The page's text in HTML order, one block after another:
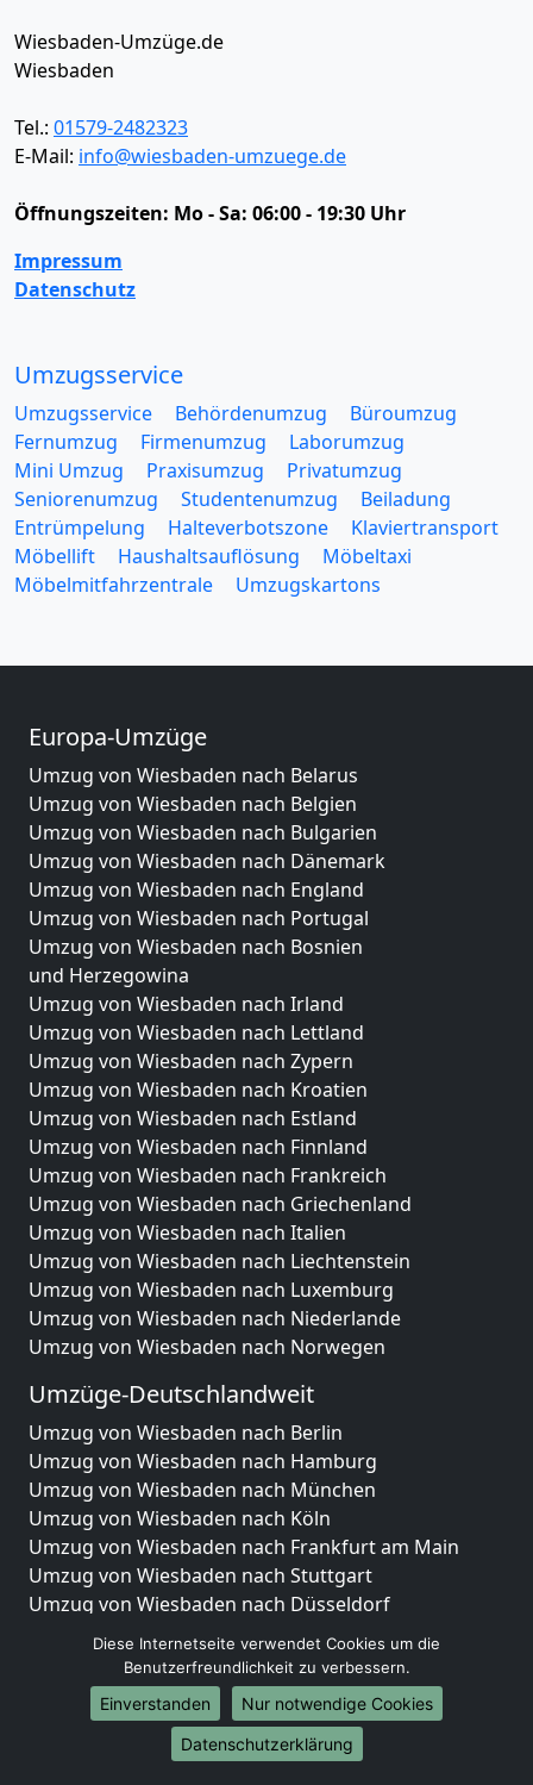
Wiesbaden-Umzüge.de
Wiesbaden
Tel.: 01579-2482323
E-Mail: info@wiesbaden-umzuege.de
Öffnungszeiten: Mo - Sa: 06:00 - 19:30 Uhr
Impressum
Datenschutz
Umzugsservice
Umzugsservice Behördenumzug
Büroumzug
Fernumzug
Firmenumzug
Laborumzug
Mini Umzug
Praxisumzug
Privatumzug
Seniorenumzug
Studentenumzug
Beiladung
Entrümpelung
Halteverbotszone
Klaviertransport
Möbellift
Haushaltsauflösung
Möbeltaxi
Möbelmitfahrzentrale
Umzugskartons
Europa-Umzüge
Umzug von Wiesbaden nach Belarus
Umzug von Wiesbaden nach Belgien
Umzug von Wiesbaden nach Bulgarien
Umzug von Wiesbaden nach Dänemark
Umzug von Wiesbaden nach England
Umzug von Wiesbaden nach Portugal
Umzug von Wiesbaden nach Bosnien
und Herzegowina
Umzug von Wiesbaden nach Irland
Umzug von Wiesbaden nach Lettland
Umzug von Wiesbaden nach Zypern
Umzug von Wiesbaden nach Kroatien
Umzug von Wiesbaden nach Estland
Umzug von Wiesbaden nach Finnland
Umzug von Wiesbaden nach Frankreich
Umzug von Wiesbaden nach Griechenland
Umzug von Wiesbaden nach Italien
Umzug von Wiesbaden nach Liechtenstein
Umzug von Wiesbaden nach Luxemburg
Umzug von Wiesbaden nach Niederlande
Umzug von Wiesbaden nach Norwegen
Umzüge-Deutschlandweit
Umzug von Wiesbaden nach Berlin
Umzug von Wiesbaden nach Hamburg
Umzug von Wiesbaden nach München
Umzug von Wiesbaden nach Köln
Umzug von Wiesbaden nach Frankfurt am Main
Umzug von Wiesbaden nach Stuttgart
Umzug von Wiesbaden nach Düsseldorf
Umzug von Wiesbaden nach Leipzig
Umzug von Wiesbaden nach Dortmund
Umzug von Wiesbaden nach Essen
Umzug von Wiesbaden nach Bremen
Umzug von Wiesbaden nach Dresden
Diese Internetseite verwendet Cookies um die
Benutzerfreundlichkeit zu verbessern.
Einverstanden
Nur notwendige Cookies
Datenschutzerklärung